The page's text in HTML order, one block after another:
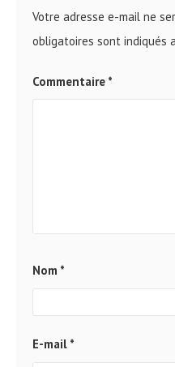
Votre adresse e-mail ne
obligatoires sont indiqués
Commentaire *
Nom *
E-mail *